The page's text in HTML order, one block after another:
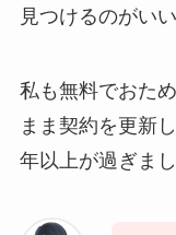
見つけるのがい
私も無料でおた
まま契約を更新
年以上が過ぎまし